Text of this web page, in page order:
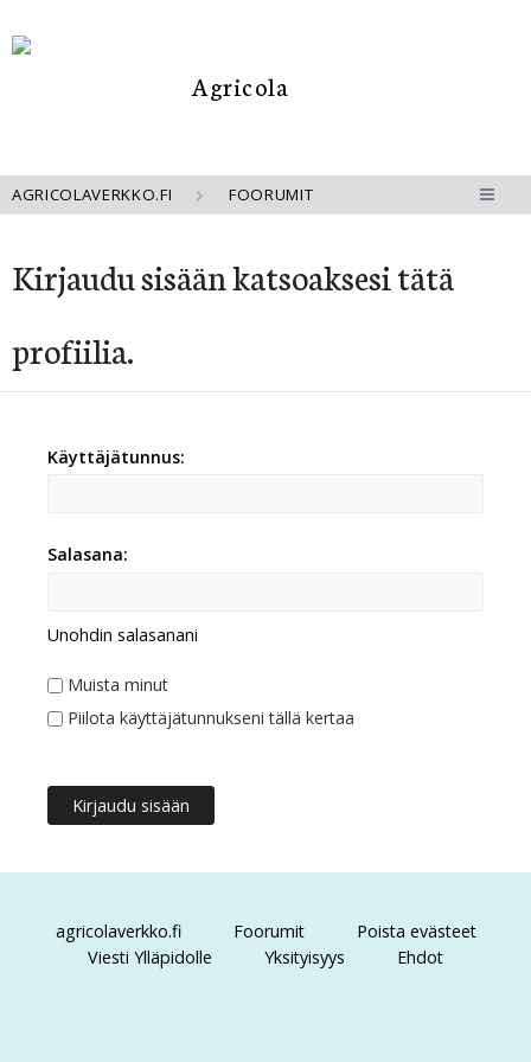
AGRICOLAVERKKO.FI FOORUMIT
Kirjaudu sisään katsoaksesi tätä
profiilia.
Käyttäjätunnus:
Salasana:
Unohdin salasanani
Muista minut
Piilota käyttäjätunnukseni tällä kertaa
agricolaverkko.fi Foorumit
Poista evästeet
Viesti Ylläpidolle
Yksityisyys Ehdot